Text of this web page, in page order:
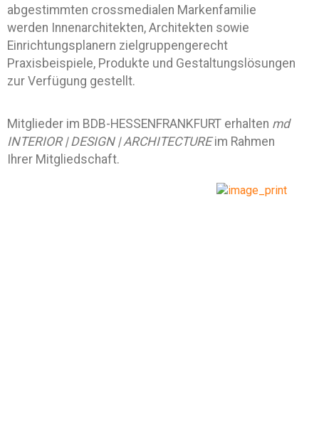
abgestimmten crossmedialen Markenfamilie
werden Innenarchitekten, Architekten sowie
Einrichtungsplanern zielgruppengerecht
Praxisbeispiele, Produkte und Gestaltungslösungen
zur Verfügung gestellt.
Mitglieder im BDB-HESSENFRANKFURT erhalten md
INTERIOR | DESIGN | ARCHITECTUREim Rahmen
Ihrer Mitgliedschaft.